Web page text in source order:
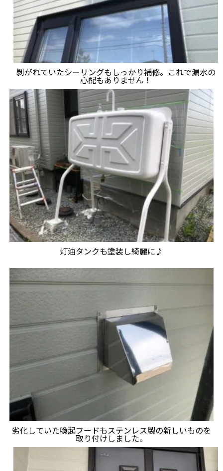
剝がれていたシーリングもしっかり補修。これで漏水の
心配もありません！
灯油タンクも塗装し綺麗に♪
劣化していた喚起フードもステンレス製の新しいものを
取り付けしました。